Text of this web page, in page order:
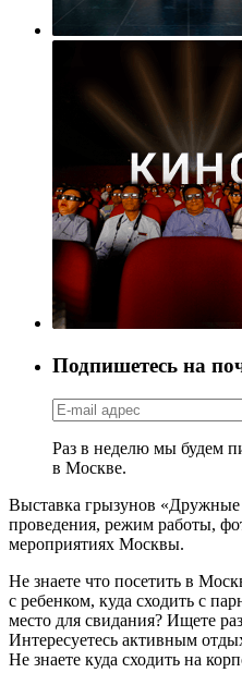
Подпишетесь на
Раз в неделю мы будем
в Москве.
Выставка грызунов
проведения, режим работы,
мероприятиях Москвы.
Не знаете что посетить в
с ребенком, куда сходить с
место для свидания? Ищете
Интересуетесь активным
Не знаете куда сходить на